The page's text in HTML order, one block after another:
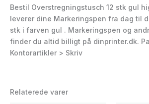
Bestil Overstregningstusch 12 stk gul
leverer dine Markeringspen fra dag til
stk i farven gul . Markeringspen og
finder du altid billigt på dinprinter.dk.
Kontorartikler > Skriv
Relaterede varer